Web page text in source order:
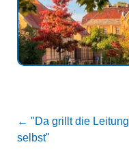
← "Da grillt die Leitung
selbst"